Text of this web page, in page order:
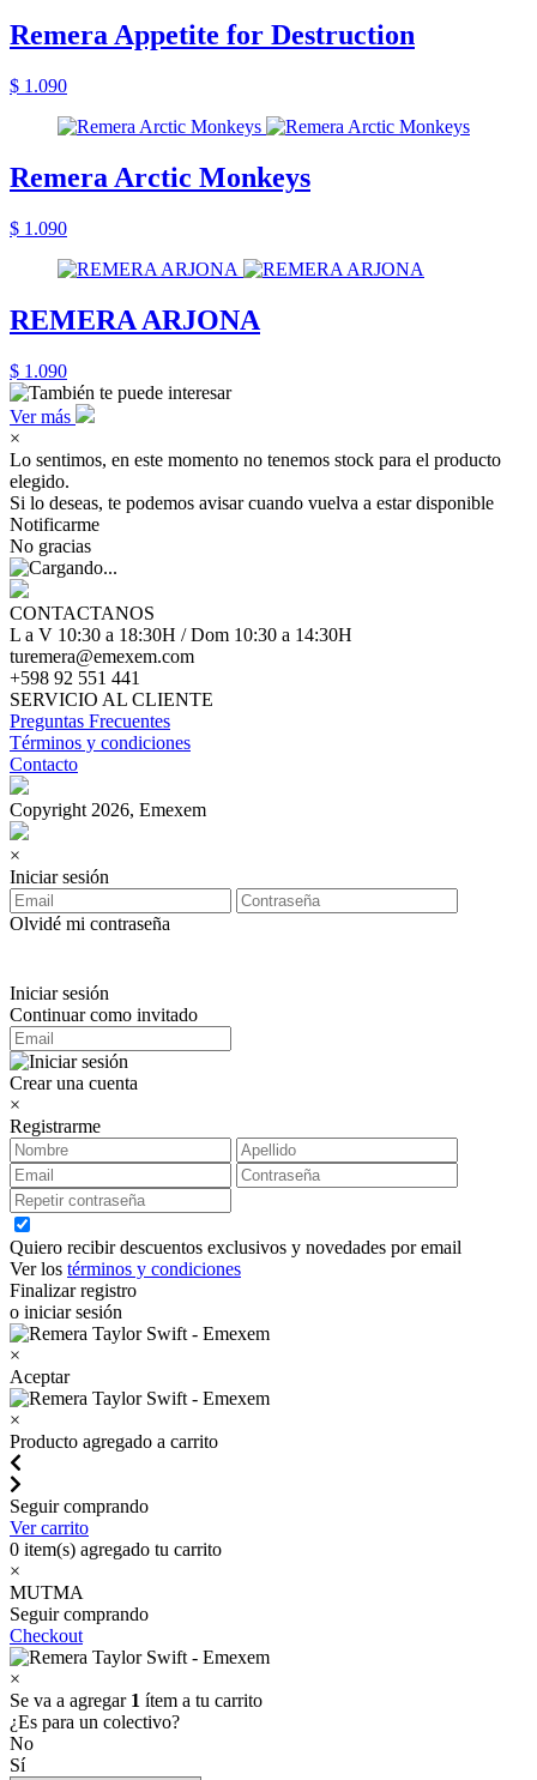
Remera Appetite for Destruction
$ 1.090
Remera Arctic Monkeys
$ 1.090
REMERA ARJONA
$ 1.090
Ver más
×
Lo sentimos, en este momento no tenemos stock para el producto
elegido.
Si lo deseas, te podemos avisar cuando vuelva a estar disponible
Notificarme
No gracias
CONTACTANOS
L a V 10:30 a 18:30H / Dom 10:30 a 14:30H
turemera@emexem.com
+598 92 551 441
SERVICIO AL CLIENTE
Preguntas Frecuentes
Términos y condiciones
Contacto
Copyright 2026, Emexem
×
Iniciar sesión
Olvidé mi contraseña
Iniciar sesión
Continuar como invitado
Crear una cuenta
×
Registrarme
Quiero recibir descuentos exclusivos y novedades por email
Ver los términos y condiciones
Finalizar registro
o iniciar sesión
×
Aceptar
×
Producto agregado a carrito
Seguir comprando
Ver carrito
0 item(s) agregado tu carrito
×
MUTMA
Seguir comprando
Checkout
×
Se va a agregar 1 ítem a tu carrito
¿Es para un colectivo?
No
Sí